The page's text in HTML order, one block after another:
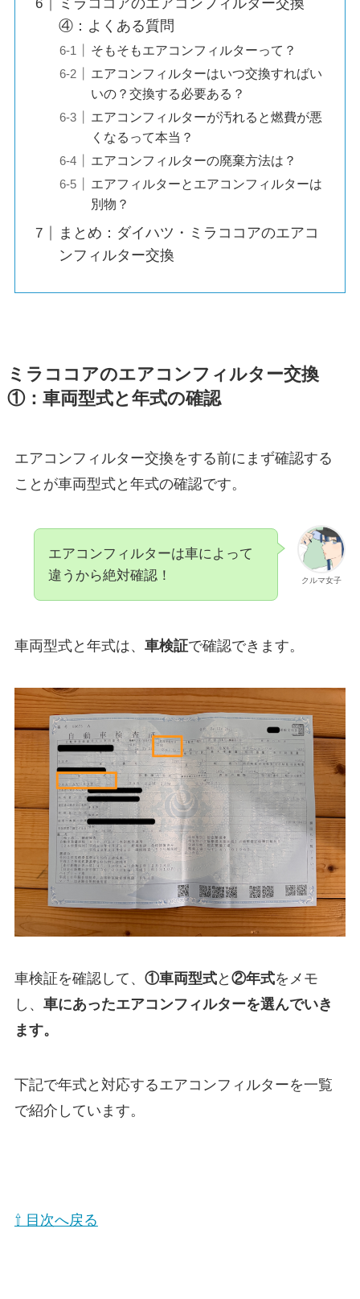
ミラココアのエアコンフィルター交換
④：よくある質問
そもそもエアコンフィルターって？
エアコンフィルターはいつ交換すればい
いの？交換する必要ある？
エアコンフィルターが汚れると燃費が悪
くなるって本当？
エアコンフィルターの廃棄方法は？
エアフィルターとエアコンフィルターは
別物？
まとめ：ダイハツ・ミラココアのエアコ
ンフィルター交換
ミラココアのエアコンフィルター交換
①：車両型式と年式の確認
エアコンフィルター交換をする前にまず確認する
ことが車両型式と年式の確認です。
クルマ女子
エアコンフィルターは車によって
違うから絶対確認！
車両型式と年式は、 車検証で確認できます。
車検証を確認して、 ①車両型式と ②年式をメモ
し、 車にあったエアコンフィルターを選んでいき
ます。
下記で年式と対応するエアコンフィルターを一覧
で紹介しています。
⇧ 目次へ戻る